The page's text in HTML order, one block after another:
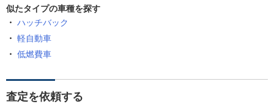
似たタイプの車種を探す
ハッチバック
軽自動車
低燃費車
査定を依頼する